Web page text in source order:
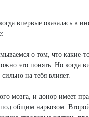
впервые оказалась в
о том, что какие-
это понять. Но когда
на тебя влияет.
мозга, и донор имеет
общим наркозом. Второй